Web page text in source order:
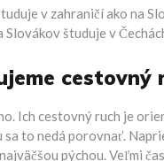
v zahraničí ako na
študuje v
cestovný
Ich cestovný ruch je
to nedá porovnať.
pýchou. Veľmi